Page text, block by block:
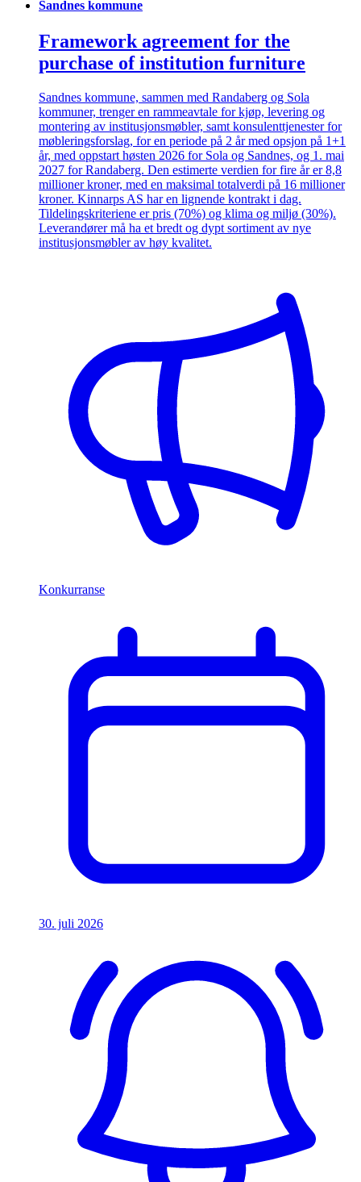
Sandnes kommune
Framework agreement for the
purchase of institution furniture
Sandnes kommune, sammen med Randaberg og Sola
kommuner, trenger en rammeavtale for kjøp, levering og
montering av institusjonsmøbler, samt konsulenttjenester for
møbleringsforslag, for en periode på 2 år med opsjon på 1+1
år, med oppstart høsten 2026 for Sola og Sandnes, og 1. mai
2027 for Randaberg. Den estimerte verdien for fire år er 8,8
millioner kroner, med en maksimal totalverdi på 16 millioner
kroner. Kinnarps AS har en lignende kontrakt i dag.
Tildelingskriteriene er pris (70%) og klima og miljø (30%).
Leverandører må ha et bredt og dypt sortiment av nye
institusjonsmøbler av høy kvalitet.
Konkurranse
30. juli 2026